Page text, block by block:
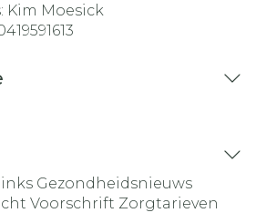
Kim Moesick
Gezondheidsnieuws
Voorschrift Zorgtarieven